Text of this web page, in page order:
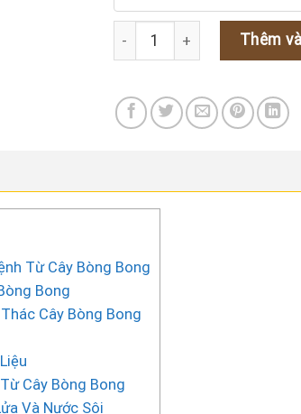
Công Dụng Và Bài Thuốc
Thêm
Từ Cây Bòng Bong
Bong
Cây Bòng Bong
Cây Bòng Bong
Và Nước Sôi